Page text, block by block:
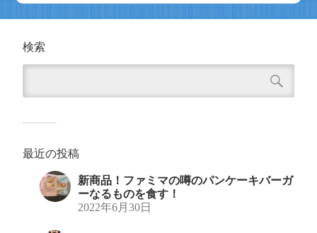
検索
最近の投稿
新商品！ファミマの噂のパンケーキバーガ
ーなるものを食す！
2022年6月30日